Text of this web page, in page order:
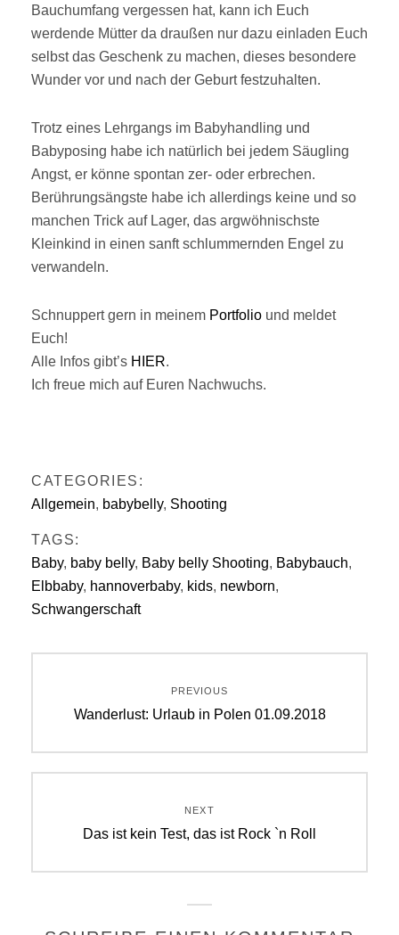
Bauchumfang vergessen hat, kann ich Euch
werdende Mütter da draußen nur dazu einladen Euch
selbst das Geschenk zu machen, dieses besondere
Wunder vor und nach der Geburt festzuhalten.
Trotz eines Lehrgangs im Babyhandling und
Babyposing habe ich natürlich bei jedem Säugling
Angst, er könne spontan zer- oder erbrechen.
Berührungsängste habe ich allerdings keine und so
manchen Trick auf Lager, das argwöhnischste
Kleinkind in einen sanft schlummernden Engel zu
verwandeln.
Schnuppert gern in meinem Portfolio und meldet
Euch!
Alle Infos gibt’s HIER.
Ich freue mich auf Euren Nachwuchs.
CATEGORIES:
Allgemein, babybelly, Shooting
TAGS:
Baby, baby belly, Baby belly Shooting, Babybauch,
Elbbaby, hannoverbaby, kids, newborn,
Schwangerschaft
PREVIOUS
Previous
Wanderlust: Urlaub in Polen 01.09.2018
NEXT
Next
Das ist kein Test, das ist Rock `n Roll